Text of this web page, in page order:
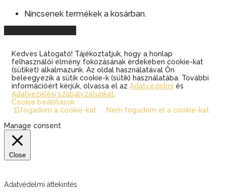
Nincsenek termékek a kosárban.
Kedves Látogató! Tájékoztatjuk, hogy a honlap
felhasználói élmény fokozásának érdekében cookie-kat
(sütiket) alkalmazunk. Az oldal használatával Ön
beleegyezik a sütik cookie-k (sütik) használatába. További
információért kérjük, olvassa el az Adatvédelmi és
Adatkezelési szabályzatunkat.
Cookie beállítások
Elfogadom a cookie-kat
Nem fogadom el a cookie-kat
Manage consent
Close
Adatvédelmi áttekintés